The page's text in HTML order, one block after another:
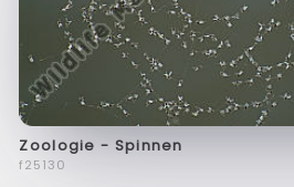
Zoologie - Spinnen
f25130